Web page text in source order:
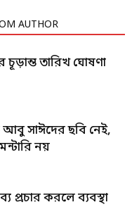
AUTHOR
চূড়ান্ত তারিখ ঘোষণা
আবু সাঈদের ছবি নেই,
নয়
প্রচার করলে ব্যবস্থা